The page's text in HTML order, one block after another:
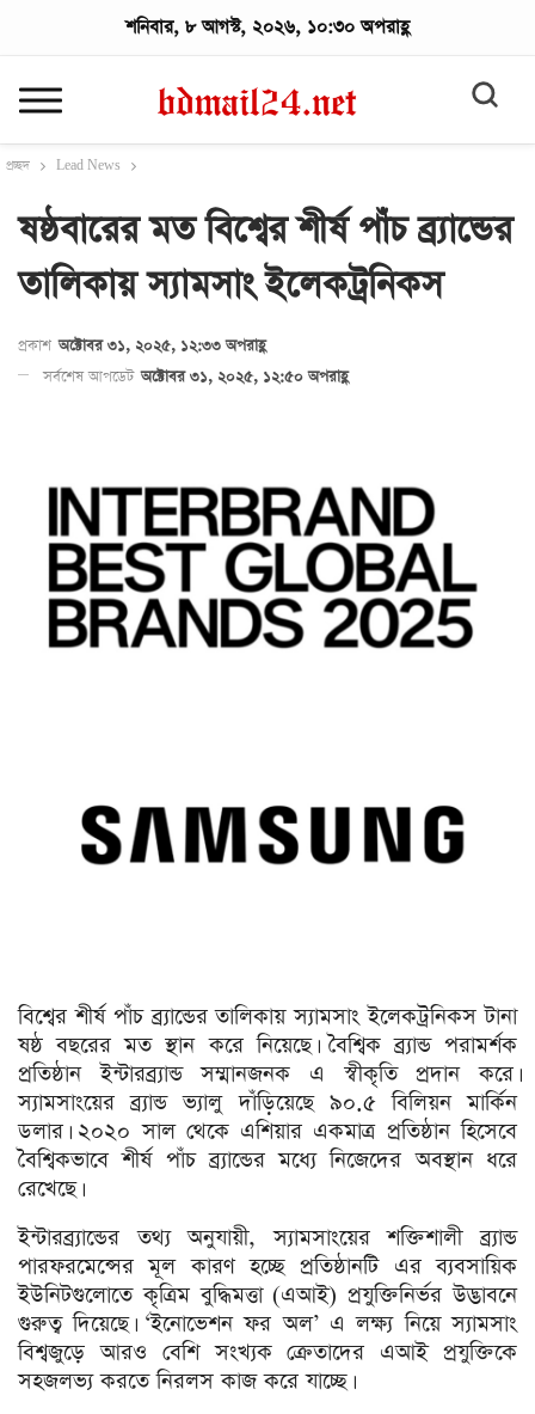
শনিবার, ৮ আগস্ট, ২০২৬, ১০:৩০ অপরাহ্ণ
প্রচ্ছদ Lead News
ষষ্ঠবারের মত বিশ্বের শীর্ষ পাঁচ ব্র্যান্ডের
তালিকায় স্যামসাং ইলেকট্রনিকস
প্রকাশ অক্টোবর ৩১, ২০২৫, ১২:৩৩ অপরাহ্ণ
সর্বশেষ আপডেট অক্টোবর ৩১, ২০২৫, ১২:৫০ অপরাহ্ণ
বিশ্বের শীর্ষ পাঁচ ব্র্যান্ডের তালিকায় স্যামসাং ইলেকট্রনিকস টানা
ষষ্ঠ বছরের মত স্থান করে নিয়েছে। বৈশ্বিক ব্র্যান্ড পরামর্শক
প্রতিষ্ঠান ইন্টারব্র্যান্ড সম্মানজনক এ স্বীকৃতি প্রদান করে।
স্যামসাংয়ের ব্র্যান্ড ভ্যালু দাঁড়িয়েছে ৯০.৫ বিলিয়ন মার্কিন
ডলার। ২০২০ সাল থেকে এশিয়ার একমাত্র প্রতিষ্ঠান হিসেবে
বৈশ্বিকভাবে শীর্ষ পাঁচ ব্র্যান্ডের মধ্যে নিজেদের অবস্থান ধরে
রেখেছে।
ইন্টারব্র্যান্ডের তথ্য অনুযায়ী, স্যামসাংয়ের শক্তিশালী ব্র্যান্ড
পারফরমেন্সের মূল কারণ হচ্ছে প্রতিষ্ঠানটি এর ব্যবসায়িক
ইউনিটগুলোতে কৃত্রিম বুদ্ধিমত্তা (এআই) প্রযুক্তিনির্ভর উদ্ভাবনে
গুরুত্ব দিয়েছে। ‘ইনোভেশন ফর অল’ এ লক্ষ্য নিয়ে স্যামসাং
বিশ্বজুড়ে আরও বেশি সংখ্যক ক্রেতাদের এআই প্রযুক্তিকে
সহজলভ্য করতে নিরলস কাজ করে যাচ্ছে।